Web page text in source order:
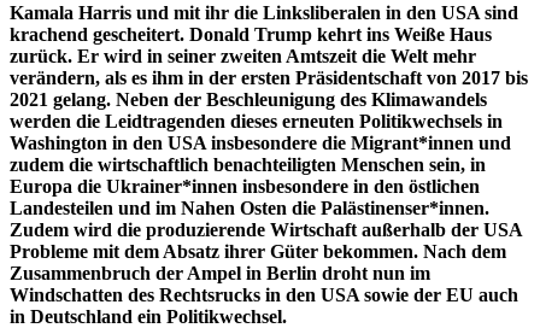
Kamala Harris und mit ihr die Linksliberalen in den USA sind
krachend gescheitert. Donald Trump kehrt ins Weiße Haus
zurück. Er wird in seiner zweiten Amtszeit die Welt mehr
verändern, als es ihm in der ersten Präsidentschaft von 2017 bis
2021 gelang. Neben der Beschleunigung des Klimawandels
werden die Leidtragenden dieses erneuten Politikwechsels in
Washington in den USA insbesondere die Migrant*innen und
zudem die wirtschaftlich benachteiligten Menschen sein, in
Europa die Ukrainer*innen insbesondere in den östlichen
Landesteilen und im Nahen Osten die Palästinenser*innen.
Zudem wird die produzierende Wirtschaft außerhalb der USA
Probleme mit dem Absatz ihrer Güter bekommen. Nach dem
Zusammenbruch der Ampel in Berlin droht nun im
Windschatten des Rechtsrucks in den USA sowie der EU auch
in Deutschland ein Politikwechsel.